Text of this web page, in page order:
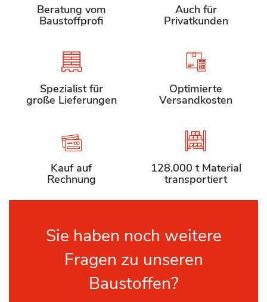
Beratung vom
Baustoffprofi
Auch für
Privatkunden
Spezialist für
große Lieferungen
Optimierte
Versandkosten
Kauf auf
Rechnung
128.000 t Material
transportiert
Sie haben noch weitere
Fragen zu unseren
Baustoffen?